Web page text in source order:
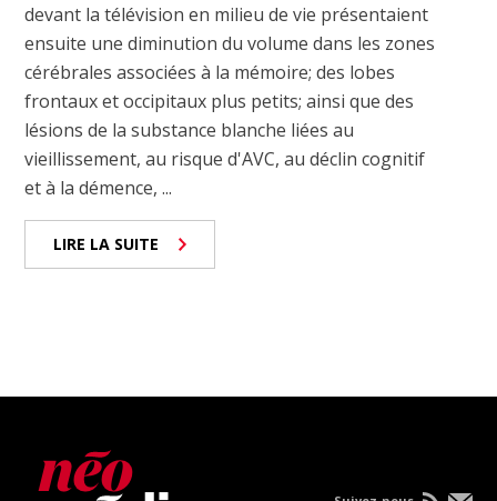
devant la télévision en milieu de vie présentaient
ensuite une diminution du volume dans les zones
cérébrales associées à la mémoire; des lobes
frontaux et occipitaux plus petits; ainsi que des
lésions de la substance blanche liées au
vieillissement, au risque d'AVC, au déclin cognitif
et à la démence, ...
LIRE LA SUITE